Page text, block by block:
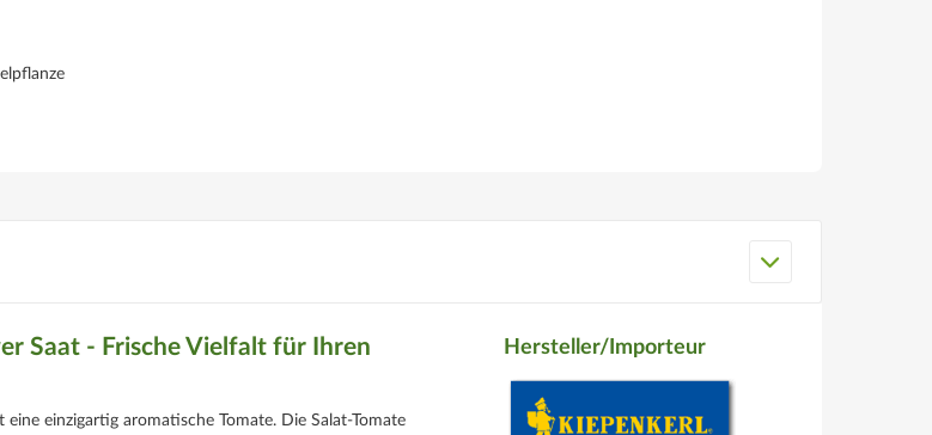
Saat - Frische Vielfalt für Ihren
einzigartig aromatische Tomate. Die Salat-Tomate
Hersteller/Importeur